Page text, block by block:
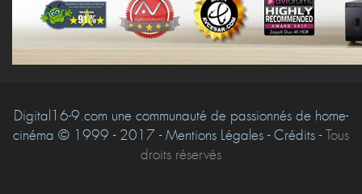
Digital16-9.com une communauté de passionnés de home-
cinéma © 1999 - 2017 - Mentions Légales - Crédits -Tous
droits réservés